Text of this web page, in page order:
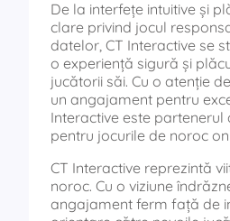
De la interfețe intuitive și
clare privind jocul
datelor, CT Interactive se
o experiență sigură și
jucătorii săi. Cu o atenție
un angajament pentru
Interactive este partenerul
pentru jocurile de noroc
CT Interactive reprezintă
noroc. Cu o viziune
angajament ferm față de